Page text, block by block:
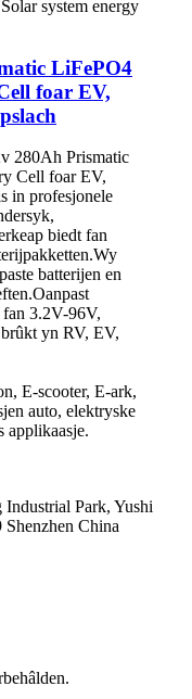
LiFePO4
foar EV,
280Ah Prismatic
Cell foar EV,
in profesjonele
biedt fan
batterijen en
3.2V-96V,
yn RV, EV,
E-scooter, E-ark,
auto, elektryske
applikaasje.
Park, Yushi
China